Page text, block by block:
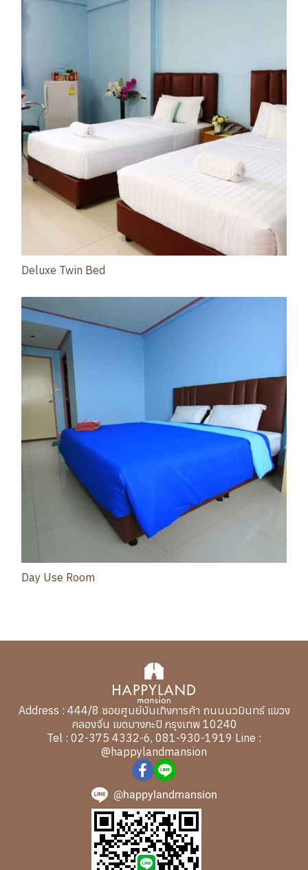
Deluxe Twin Bed
Day Use Room
Address : 444/8 ซอยศูนย์บันเทิงการค้า ถนนนวมินทร์ แขวง
คลองจั่น เขตบางกะปิ กรุงเทพ 10240
Tel : 02-375 4332-6, 081-930-1919 Line :
@happylandmansion
@happylandmansion